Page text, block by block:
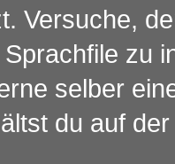
Versuche,
zu
selber
du auf